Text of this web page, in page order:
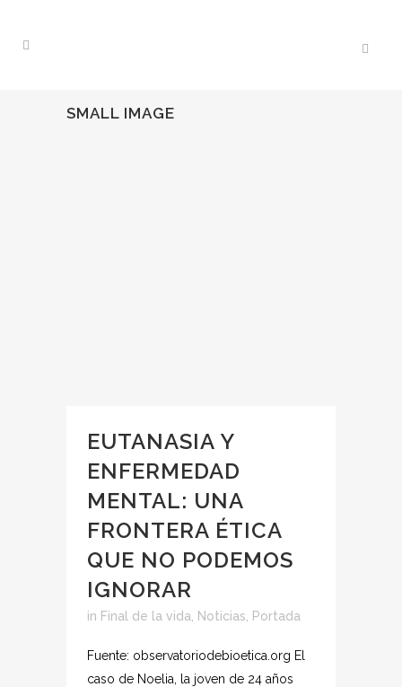
SMALL IMAGE
EUTANASIA Y
ENFERMEDAD
MENTAL: UNA
FRONTERA ÉTICA
QUE NO PODEMOS
IGNORAR
in Final de la vida Noticias Portada
Fuente: observatoriodebioetica.org El
caso de Noelia, la joven de 24 años